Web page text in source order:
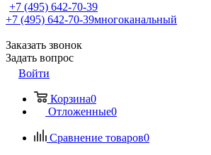
+7 (495) 642-70-39
+7 (495) 642-70-39многоканальный
Заказать звонок
Задать вопрос
Войти
Корзина0
Отложенные0
Сравнение товаров0